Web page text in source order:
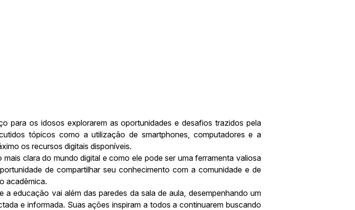
para os idosos explorarem as oportunidades e desafios trazidos pela
tópicos como a utilização de smartphones, computadores e a
os recursos digitais disponíveis.
clara do mundo digital e como ele pode ser uma ferramenta valiosa
de compartilhar seu conhecimento com a comunidade e de
acadêmica.
educação vai além das paredes da sala de aula, desempenhando um
e informada. Suas ações inspiram a todos a continuarem buscando